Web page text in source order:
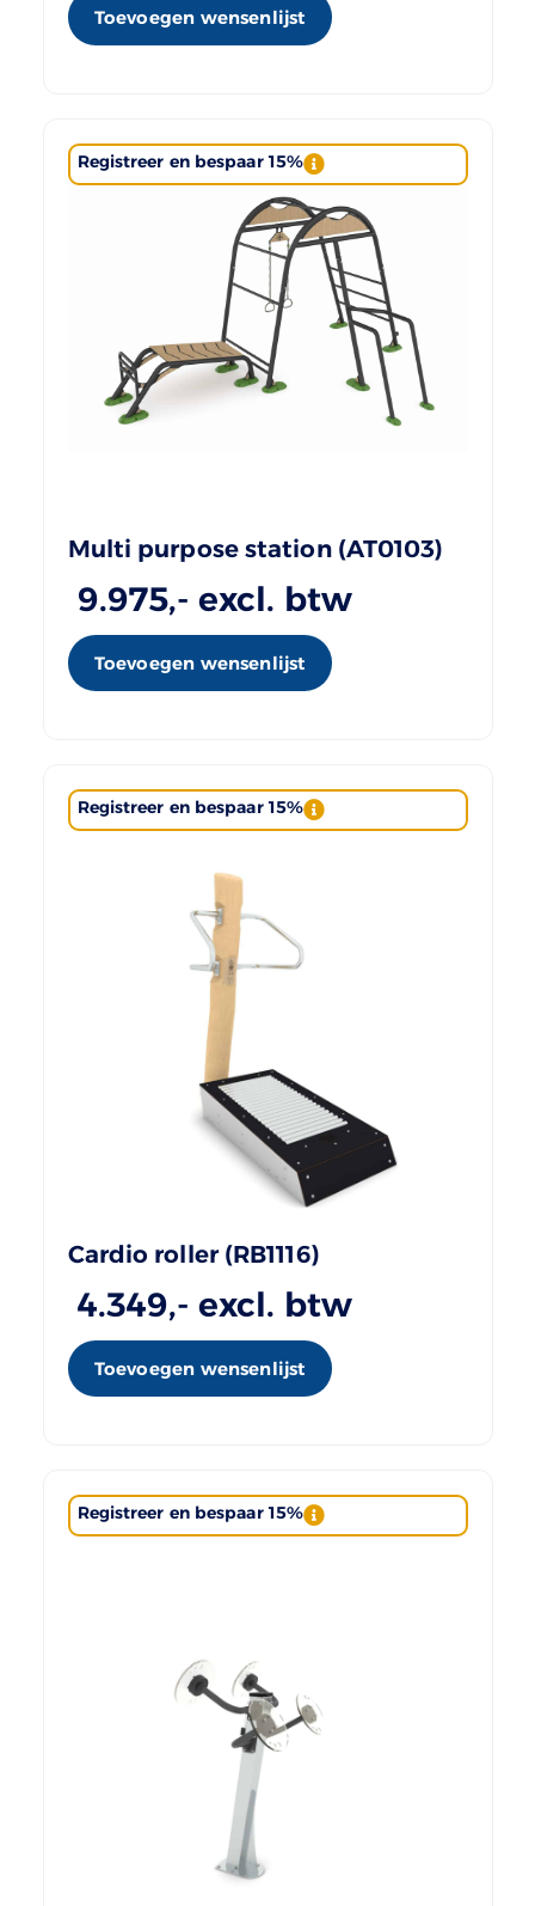
Toevoegen wensenlijst
Registreer en bespaar 15%
Multi purpose station (AT0103)
9.975,- excl. btw
Toevoegen wensenlijst
Registreer en bespaar 15%
Cardio roller (RB1116)
4.349,- excl. btw
Toevoegen wensenlijst
Registreer en bespaar 15%